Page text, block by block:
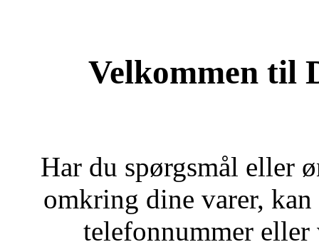
Velkommen til
Har du spørgsmål eller
omkring dine varer,
telefonnummer